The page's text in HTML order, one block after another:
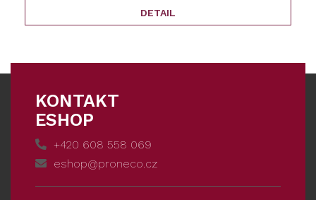
DETAIL
KONTAKT
ESHOP
+420 608 558 069
eshop@proneco.cz